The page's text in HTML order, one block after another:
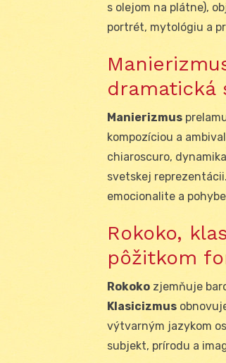
s olejom na plátne),
portrét, mytológiu a
dramatická
Manierizmus
kompozíciou a
chiaroscuro,
svetskej
emocionalite a
Rokoko,
pôžitkom
Rokoko zjemňuje
Klasicizmus
výtvarným jazykom
subjekt, prírodu a